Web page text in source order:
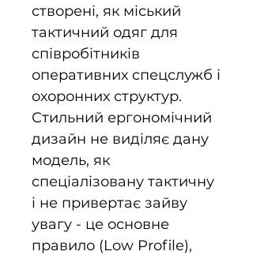
створені, як міський
тактичний одяг для
співробітників
оперативних спецслужб і
охоронних структур.
Стильний ергономічний
дизайн не виділяє дану
модель, як
спеціалізовану тактичну
і не привертає зайву
увагу - це основне
правило (Low Profile),